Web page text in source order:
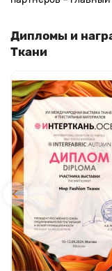
Дипломы и
Ткани